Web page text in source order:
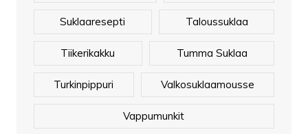
Suklaaresepti Taloussuklaa
Tiikerikakku Tumma Suklaa
Turkinpippuri Valkosuklaamousse
Vappumunkit